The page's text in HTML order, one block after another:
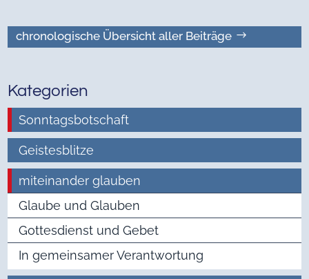
chronologische Übersicht aller Beiträge
Kategorien
Sonntagsbotschaft
Geistesblitze
miteinander glauben
Glaube und Glauben
Gottesdienst und Gebet
In gemeinsamer Verantwortung